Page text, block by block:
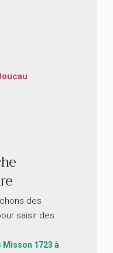
des
saisir des
Misson 1723 à